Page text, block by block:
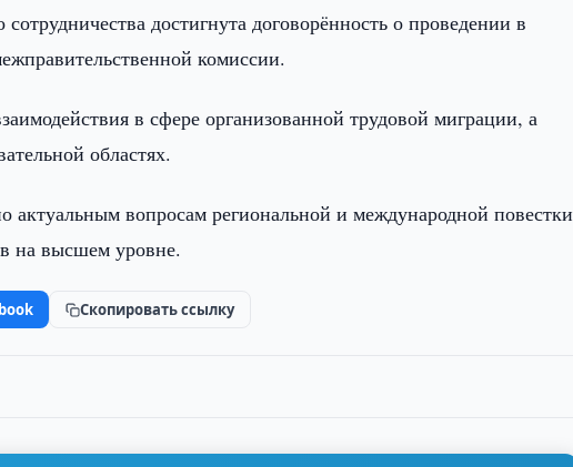
достигнута договорённость о проведении в
комиссии.
в сфере организованной трудовой миграции, а
областях.
вопросам региональной и международной повестки
на высшем уровне.
Скопировать ссылку